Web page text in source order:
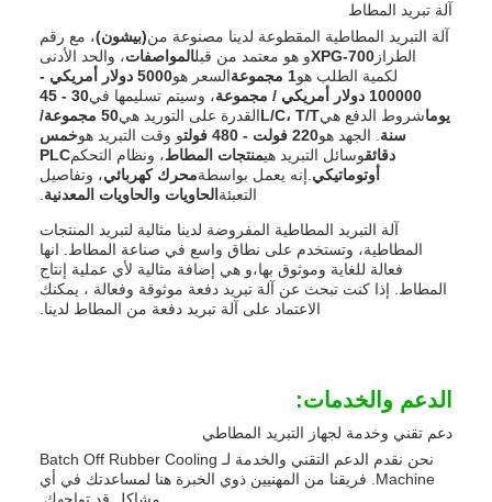
آلة تبريد المطاط
آلة التبريد المطاطية المقطوعة لدينا مصنوعة من(بيشون)، مع رقم
الطراز XPG-700و هو معتمد من قبلالمواصفات، والحد الأدنى
لكمية الطلب هو1 مجموعة السعر هو
5000 دولار أمريكي -
100000 دولار أمريكي / مجموعة
، وسيتم تسليمها في
30 - 45
يوماشروط الدفع هيL/C، T/Tالقدرة على التوريد هي
50 مجموعة/
سنة . الجهد هو220 فولت - 480 فولت و وقت التبريد هوخمس
دقائقوسائل التبريد هيمنتجات المطاط، ونظام التحكمPLC
أوتوماتيكي .إنه يعمل بواسطةمحرك كهربائي، وتفاصيل
التعبئة الحاويات والحاويات المعدنية
آلة التبريد المطاطية المفروضة لدينا مثالية لتبريد المنتجات
المطاطية، وتستخدم على نطاق واسع في صناعة المطاط. انها
فعالة للغاية وموثوق بها،و هي إضافة مثالية لأي عملية إنتاج
المطاط. إذا كنت تبحث عن آلة تبريد دفعة موثوقة وفعالة ، يمكنك
الاعتماد على آلة تبريد دفعة من المطاط لدينا.
الدعم والخدمات:
دعم تقني وخدمة لجهاز التبريد المطاطي
نحن نقدم الدعم التقني والخدمة لـ Batch Off Rubber Cooling
Machine. فريقنا من المهنيين ذوي الخبرة هنا لمساعدتك في أي